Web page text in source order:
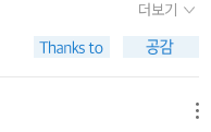
력적.클로드 부종친숙한
름다운 책>, <파란 의자>,
서 전권을소장하겠어. 라고
예쁜 그림, 그런건 아닌데,
는 기존의 고정관념을 무
나귀뿐 아니라 뼈다귀까지
책을 만나는 아이들은 강한
격적인 스토리가 펼쳐진다.
더보기